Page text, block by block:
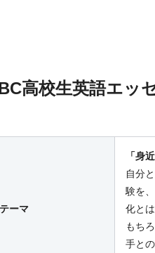
高校生英語エッ
テーマ
「身
自分
験を
化と
もち
手と